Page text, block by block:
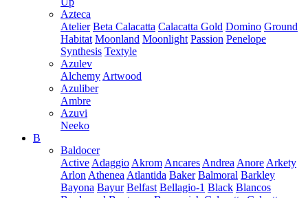
Azteca
Atelier Beta Calacatta Calacatta Gold Domino Ground
Habitat Moonland Moonlight Passion Penelope
Synthesis Textyle
Azulev
Alchemy Artwood
Azuliber
Ambre
Azuvi
Neeko
B
Baldocer
Active Adaggio Akrom Ancares Andrea Anore Arkety
Arlon Athenea Atlantida Baker Balmoral Barkley
Bayona Bayur Belfast Bellagio-1 Black Blancos